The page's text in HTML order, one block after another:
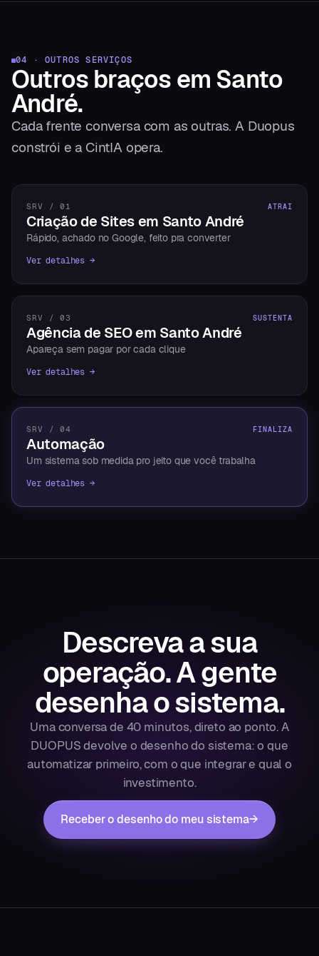
04 · OUTROS SERVIÇOS
Outros braços em Santo
André.
Cada frente conversa com as outras. A Duopus
constrói e a CintIA opera.
SRV / 01 ATRAI
Criação de Sites em Santo André
Rápido, achado no Google, feito pra converter
Ver detalhes →
SRV / 03 SUSTENTA
Agência de SEO em Santo André
Apareça sem pagar por cada clique
Ver detalhes →
SRV / 04 FINALIZA
Automação
Um sistema sob medida pro jeito que você trabalha
Ver detalhes →
Descreva a sua
operação.A gente
desenha o sistema.
Uma conversa de 40 minutos, direto ao ponto. A
DUOPUS devolve o desenho do sistema: o que
automatizar primeiro, com o que integrar e qual o
investimento.
Receber o desenho do meu sistema→